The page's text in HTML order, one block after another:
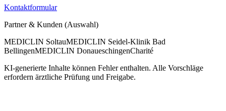
Kontaktformular
Partner & Kunden (Auswahl)
MEDICLIN SoltauMEDICLIN Seidel-Klinik Bad
BellingenMEDICLIN DonaueschingenCharité
KI-generierte Inhalte können Fehler enthalten. Alle Vorschläge
erfordern ärztliche Prüfung und Freigabe.